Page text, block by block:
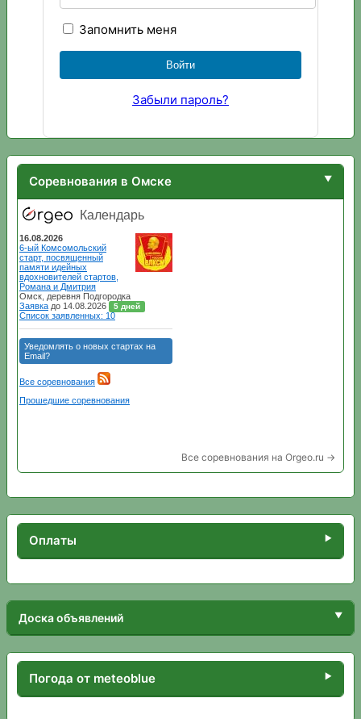
Запомнить меня
Забыли пароль?
Соревнования в Омске
Все соревнования на Orgeo.ru →
Оплаты
Доска объявлений
Погода от meteoblue